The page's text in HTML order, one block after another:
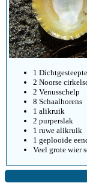
1
2 Noorse
2 Venusschelp
8 Schaalhorens
1 alikruik
2 purperslak
1 ruwe alikruik
1 geplooide
Veel grote wier